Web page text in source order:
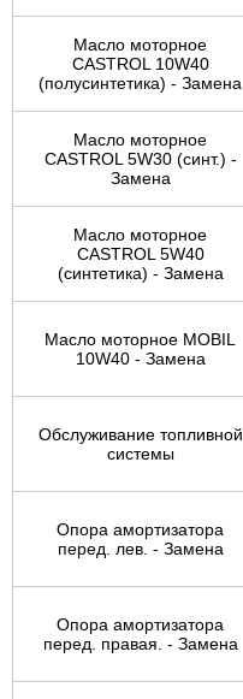
Масло моторное
CASTROL 10W40
(полусинтетика) - Замена
Масло моторное
CASTROL 5W30 (синт.) -
Замена
Масло моторное
CASTROL 5W40
(синтетика) - Замена
Масло моторное MOBIL
10W40 - Замена
Обслуживание топливной
системы
Опора амортизатора
перед. лев. - Замена
Опора амортизатора
перед. правая. - Замена